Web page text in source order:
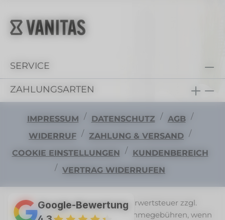
SERVICE
ZAHLUNGSARTEN
IMPRESSUM / DATENSCHUTZ / AGB /
WIDERRUF / ZAHLUNG & VERSAND /
COOKIE EINSTELLUNGEN /
KUNDENBEREICH
/ VERTRAG WIDERRUFEN
Alle Preise exkl. gesetzl. Mehrwertsteuer zzgl.
Versandkosten
und ggf. Nachnahmegebühren, wenn
Google-Bewertung